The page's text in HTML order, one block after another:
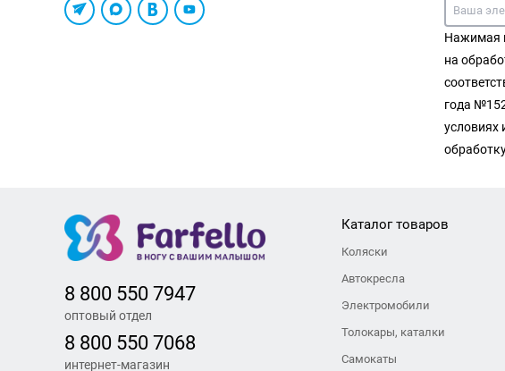
Нажимая
на
года
условиях
8 800 550 7947
оптовый отдел
8 800 550 7068
интернет-магазин
Каталог товаров
Коляски
Автокресла
Электромобили
Толокары, каталки
Самокаты